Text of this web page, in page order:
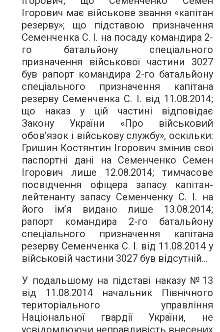
Ігорович має військове звання «капітан
резерву»; що підставою призначення
Семенченка С. І. на посаду командира 2-
го батальйону спеціального
призначення військової частини 3027
був рапорт командира 2-го батальйону
спеціального призначення капітана
резерву Семенченка С. І. від 11.08.2014;
що наказ у цій частині відповідає
Закону України «Про військовий
обов’язок і військову службу», оскільки:
Гришин Костянтин Ігорович змінив свої
паспортні дані на Семенченко Семен
Ігорович лише 12.08.2014; тимчасове
посвідчення офіцера запасу капітан-
лейтенанту запасу Семенченку С. І. на
його ім’я видано лише 13.08.2014;
рапорт командира 2-го батальйону
спеціального призначення капітана
резерву Семенченка С. І. від 11.08.2014 у
військовій частини 3027 був відсутній…
У подальшому на підставі наказу №13
від 11.08.2014 начальник Північного
територіального управління
Національної гвардії України, не
усвідомлюючи неправдивість внесених